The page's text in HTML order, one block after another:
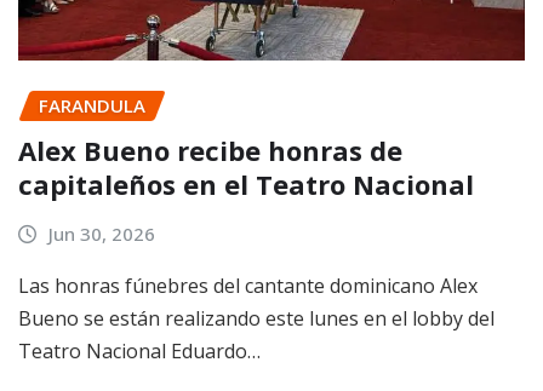
FARANDULA
Alex Bueno recibe honras de
capitaleños en el Teatro Nacional
Jun 30, 2026
Las honras fúnebres del cantante dominicano Alex
Bueno se están realizando este lunes en el lobby del
Teatro Nacional Eduardo…